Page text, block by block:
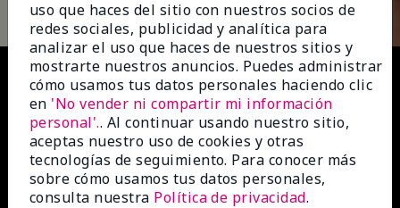
Video
uso que haces del sitio con nuestros socios de
redes sociales, publicidad y analítica para
analizar el uso que haces de nuestros sitios y
mostrarte nuestros anuncios. Puedes administrar
cómo usamos tus datos personales haciendo clic
en 'No vender ni compartir mi información
personal'.. Al continuar usando nuestro sitio,
aceptas nuestro uso de cookies y otras
tecnologías de seguimiento. Para conocer más
sobre cómo usamos tus datos personales,
consulta nuestra Política de privacidad.